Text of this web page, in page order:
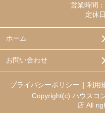
営業時間：
定休
ホーム
お問い合わせ
プライバシーポリシー 利用
Copyright(c) ハウスコ
店 All